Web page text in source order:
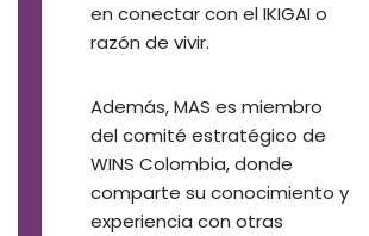
en conectar con el IKIGAI o
razón de vivir.
Además, MAS es miembro
del comité estratégico de
WINS Colombia, donde
comparte su conocimiento y
experiencia con otras